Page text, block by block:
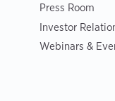
Press Room
Investor
Webinars &